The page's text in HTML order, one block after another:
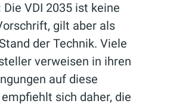
Die VDI 2035 ist keine
gilt aber als
der Technik. Viele
verweisen in ihren
auf diese
sich daher, die